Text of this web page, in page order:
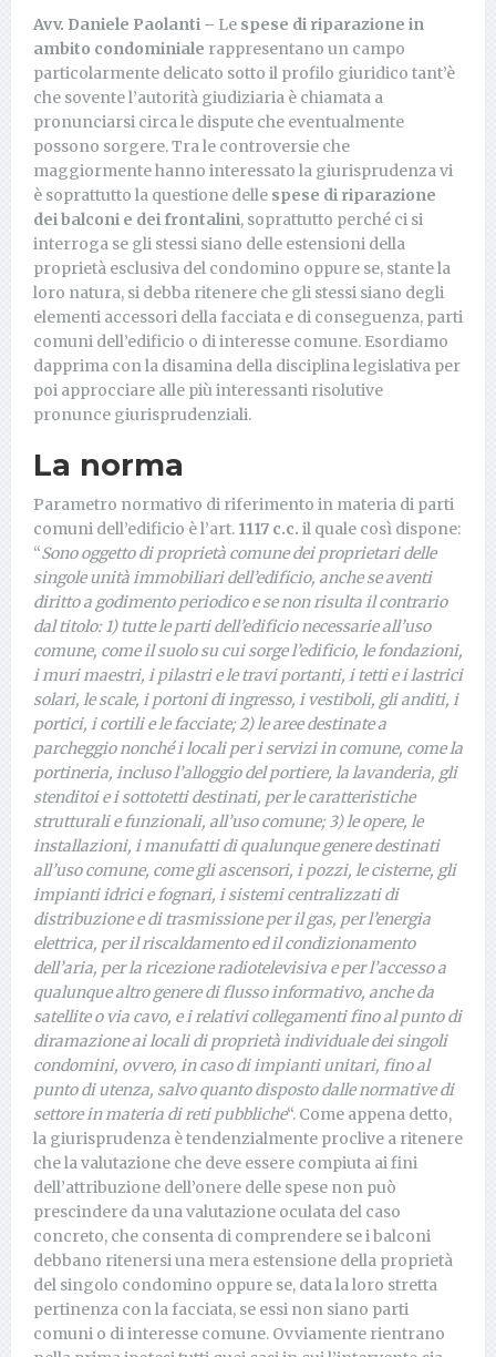
Avv. Daniele Paolanti – Le spese di riparazione in
ambito condominiale rappresentano un campo
particolarmente delicato sotto il profilo giuridico tant’è
che sovente l’autorità giudiziaria è chiamata a
pronunciarsi circa le dispute che eventualmente
possono sorgere. Tra le controversie che
maggiormente hanno interessato la giurisprudenza vi
è soprattutto la questione delle spese di riparazione
dei balconi e dei frontalini, soprattutto perché ci si
interroga se gli stessi siano delle estensioni della
proprietà esclusiva del condomino oppure se, stante la
loro natura, si debba ritenere che gli stessi siano degli
elementi accessori della facciata e di conseguenza, parti
comuni dell’edificio o di interesse comune. Esordiamo
dapprima con la disamina della disciplina legislativa per
poi approcciare alle più interessanti risolutive
pronunce giurisprudenziali.
La norma
Parametro normativo di riferimento in materia di parti
comuni dell’edificio è l’art. 1117 c.c. il quale così dispone:
“Sono oggetto di proprietà comune dei proprietari delle
singole unità immobiliari dell’edificio, anche se aventi
diritto a godimento periodico e se non risulta il contrario
dal titolo: 1) tutte le parti dell’edificio necessarie all’uso
comune, come il suolo su cui sorge l’edificio, le fondazioni,
i muri maestri, i pilastri e le travi portanti, i tetti e i lastrici
solari, le scale, i portoni di ingresso, i vestiboli, gli anditi, i
portici, i cortili e le facciate; 2) le aree destinate a
parcheggio nonché i locali per i servizi in comune, come la
portineria, incluso l’alloggio del portiere, la lavanderia, gli
stenditoi e i sottotetti destinati, per le caratteristiche
strutturali e funzionali, all’uso comune; 3) le opere, le
installazioni, i manufatti di qualunque genere destinati
all’uso comune, come gli ascensori, i pozzi, le cisterne, gli
impianti idrici e fognari, i sistemi centralizzati di
distribuzione e di trasmissione per il gas, per l’energia
elettrica, per il riscaldamento ed il condizionamento
dell’aria, per la ricezione radiotelevisiva e per l’accesso a
qualunque altro genere di flusso informativo, anche da
satellite o via cavo, e i relativi collegamenti fino al punto di
diramazione ai locali di proprietà individuale dei singoli
condomini, ovvero, in caso di impianti unitari, fino al
punto di utenza, salvo quanto disposto dalle normative di
settore in materia di reti pubbliche“. Come appena detto,
la giurisprudenza è tendenzialmente proclive a ritenere
che la valutazione che deve essere compiuta ai fini
dell’attribuzione dell’onere delle spese non può
prescindere da una valutazione oculata del caso
concreto, che consenta di comprendere se i balconi
debbano ritenersi una mera estensione della proprietà
del singolo condomino oppure se, data la loro stretta
pertinenza con la facciata, se essi non siano parti
comuni o di interesse comune. Ovviamente rientrano